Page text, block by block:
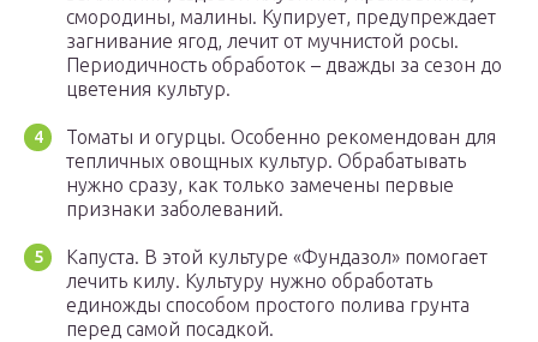
смородины, малины. Купирует, предупреждает
загнивание ягод, лечит от мучнистой росы.
Периодичность обработок – дважды за сезон до
цветения культур.
Томаты и огурцы. Особенно рекомендован для
тепличных овощных культур. Обрабатывать
нужно сразу, как только замечены первые
признаки заболеваний.
Капуста. В этой культуре «Фундазол» помогает
лечить килу. Культуру нужно обработать
единожды способом простого полива грунта
перед самой посадкой.